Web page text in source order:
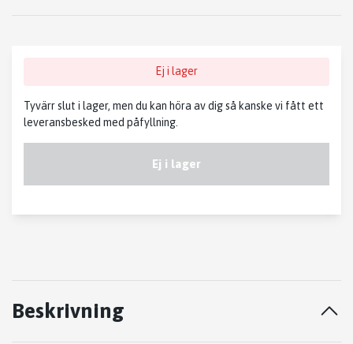
Ej i lager
Tyvärr slut i lager, men du kan höra av dig så kanske vi fått ett
leveransbesked med påfyllning.
Ej i lager
Beskrivning